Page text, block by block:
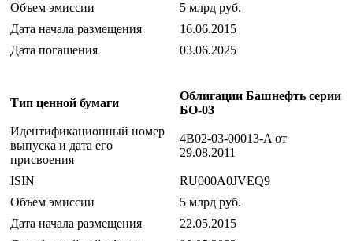
Объем эмиссии
5 млрд руб.
Дата начала размещения
16.06.2015
Дата погашения
03.06.2025
Тип ценной бумаги
Облигации Башнефть серии
БО-03
Идентификационный номер
выпуска и дата его
присвоения
4B02-03-00013-A от
29.08.2011
ISIN
RU000A0JVEQ9
Объем эмиссии
5 млрд руб.
Дата начала размещения
22.05.2015